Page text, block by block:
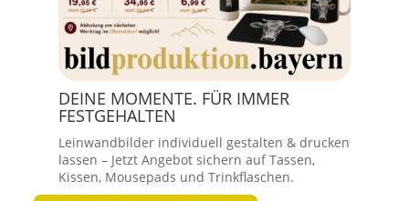
DEINE MOMENTE. FÜR IMMER
FESTGEHALTEN
Leinwandbilder individuell gestalten & drucken
lassen – Jetzt Angebot sichern auf Tassen,
Kissen, Mousepads und Trinkflaschen.